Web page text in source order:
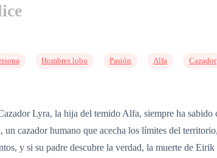
Hombres lobo Pasión Alfa Cazador
Lyra, la hija del temido Alfa, siempre ha sabido
cazador humano que acecha los límites del
y si su padre descubre la verdad, la muerte de